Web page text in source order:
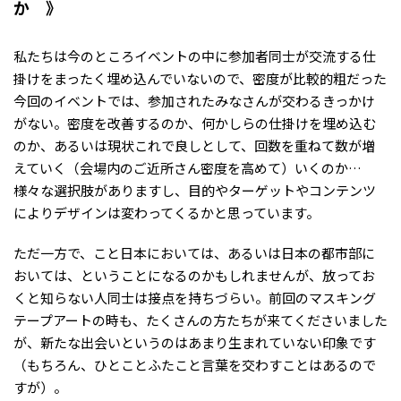
か
私たちは今のところイベントの中に参加者同士が交流する仕
掛けをまったく埋め込んでいないので、密度が比較的粗だった
今回のイベントでは、参加されたみなさんが交わるきっかけ
がない。密度を改善するのか、何かしらの仕掛けを埋め込む
のか、あるいは現状これで良しとして、回数を重ねて数が増
えていく（会場内のご近所さん密度を高めて）いくのか…
様々な選択肢がありますし、目的やターゲットやコンテンツ
によりデザインは変わってくるかと思っています。
ただ一方で、こと日本においては、あるいは日本の都市部に
おいては、ということになるのかもしれませんが、放ってお
くと知らない人同士は接点を持ちづらい。前回のマスキング
テープアートの時も、たくさんの方たちが来てくださいました
が、新たな出会いというのはあまり生まれていない印象です
（もちろん、ひとことふたこと言葉を交わすことはあるので
すが）。